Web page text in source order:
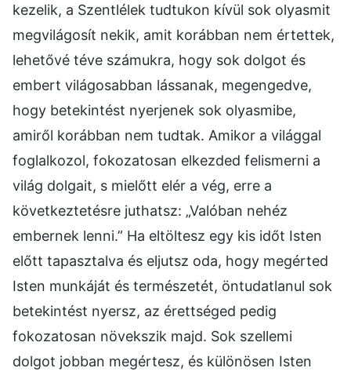
kezelik, a Szentlélek tudtukon kívül sok olyasmit
megvilágosít nekik, amit korábban nem értettek,
lehetővé téve számukra, hogy sok dolgot és
embert világosabban lássanak, megengedve,
hogy betekintést nyerjenek sok olyasmibe,
amiről korábban nem tudtak. Amikor a világgal
foglalkozol, fokozatosan elkezded felismerni a
világ dolgait, s mielőtt elér a vég, erre a
következtetésre juthatsz: „Valóban nehéz
embernek lenni.” Ha eltöltesz egy kis időt Isten
előtt tapasztalva és eljutsz oda, hogy megérted
Isten munkáját és természetét, öntudatlanul sok
betekintést nyersz, az érettséged pedig
fokozatosan növekszik majd. Sok szellemi
dolgot jobban megértesz, és különösen Isten